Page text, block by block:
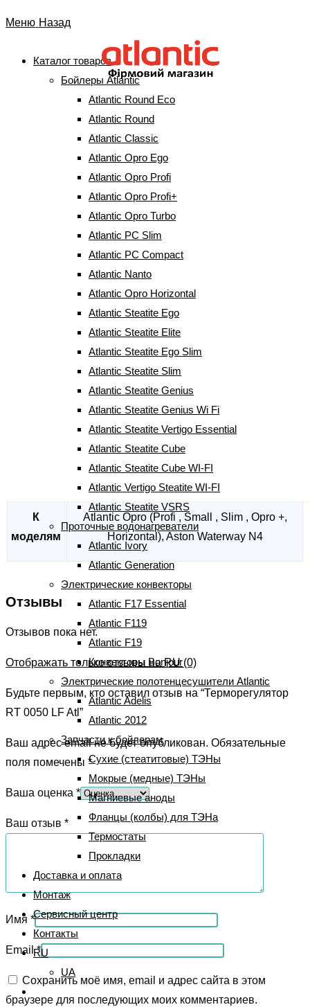
Меню Назад
Каталог товаров
Бойлеры Atlantic
Atlantic Round Eco
Atlantic Round
Atlantic Classic
Atlantic Opro Ego
Atlantic Opro Profi
Atlantic Opro Profi+
Atlantic Opro Turbo
Atlantic PC Slim
Atlantic PC Compact
Atlantic Nanto
Atlantic Opro Horizontal
Atlantic Steatite Ego
Atlantic Steatite Elite
Atlantic Steatite Ego Slim
Atlantic Steatite Slim
Atlantic Steatite Genius
Atlantic Steatite Genius Wi Fi
Atlantic Steatite Vertigo Essential
Atlantic Steatite Cube
Atlantic Steatite Cube WI-FI
Atlantic Vertigo Steatite WI-FI
Atlantic Steatite VSRS
Проточные водонагреватели
Atlantic Ivory
Atlantic Generation
Электрические конвекторы
Atlantic F17 Essential
Atlantic F119
Atlantic F19
Конвекторы Bonjour
Электрические полотенцесушители Atlantic
Atlantic Adelis
Atlantic 2012
Запчасти к бойлерам
Сухие (стеатитовые) ТЭНы
Мокрые (медные) ТЭНы
Магниевые аноды
Фланцы (колбы) для ТЭНа
Термостаты
Прокладки
Доставка и оплата
Монтаж
Сервисный центр
Контакты
RU
UA
Терморегулятор RT 0050
Запчасти к бойлерам ⇒Термостаты
Терморегулятор RT 0050 LF Atl
грн
Терморегулятор
00050500
Характеристики
К
моделям
Atlantic Opro (Profi , Small , Slim , Opro +,
Horizontal), Aston Waterway N4
Отзывы
Отзывов пока нет.
Отображать только отзывы на RU (0)
Будьте первым, кто оставил отзыв на “Терморегулятор
RT 0050 LF Atl”
Ваш адрес email не будет опубликован. Обязательные
поля помечены *
Ваша оценка *
Ваш отзыв *
Имя *
Email*
Сохранить моё имя, email и адрес сайта в этом
браузере для последующих моих комментариев.